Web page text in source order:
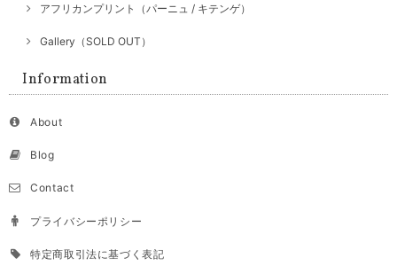
アフリカンプリント（パーニュ / キテンゲ）
Gallery（SOLD OUT）
Information
About
Blog
Contact
プライバシーポリシー
特定商取引法に基づく表記